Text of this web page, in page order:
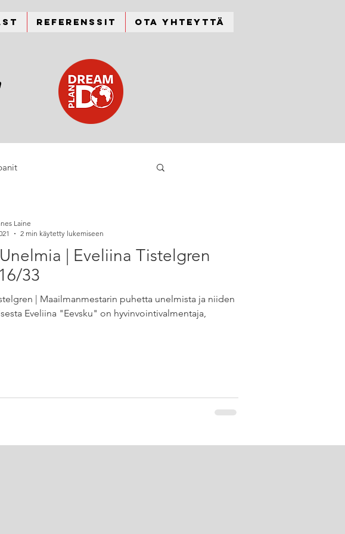
Referenssit Ota yhteyttä
| Eveliina Tistelgren
33
| Maailmanmestarin puhetta unelmista ja niiden
Eveliina "Eevsku" on hyvinvointivalmentaja,
Laine
2 min käytetty lukemiseen